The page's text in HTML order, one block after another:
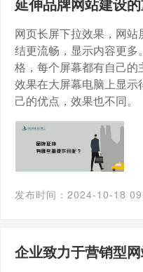
延伸品牌网站建设
网页长屏下拉效果，网
结更流畅，显示内容更
格，每个屏幕都有自己
效果在大屏幕电脑上显
己的优点，效果也不同。
发布时间：2024-10-18
企业致力于营销型